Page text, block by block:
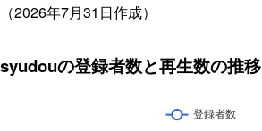
（2026年7月31日作成）
syudouの登録者数と再生数の推移